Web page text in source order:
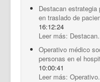
Destacan
en traslado de
16:12:24
Leer más:
Operativo médico
personas en el
10:00:41
Leer más: